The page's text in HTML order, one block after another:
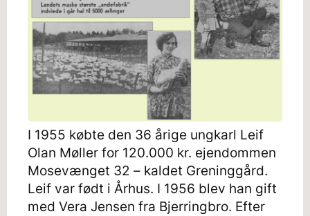
I 1955 købte den 36 årige ungkarl Leif
Olan Møller for 120.000 kr. ejendommen
Mosevænget 32 – kaldet Greninggård.
Leif var født i Århus. I 1956 blev han gift
med Vera Jensen fra Bjerringbro. Efter